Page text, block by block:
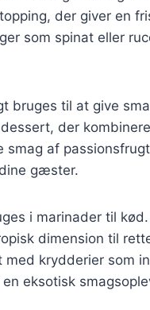
der giver en
som spinat eller
bruges til at give
der
smag af
gæster.
i marinader til
dimension til
med krydderier som
eksotisk